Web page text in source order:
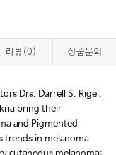
리뷰(0) 상품문의
Drs. Darrell S. Rigel,
bring their
and Pigmented
trends in melanoma